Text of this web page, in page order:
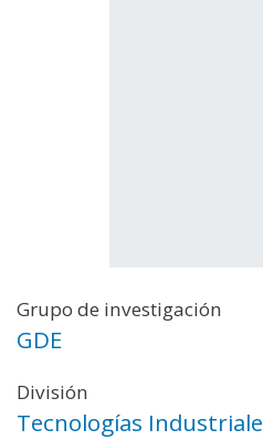
Grupo de investigación
GDE
División
Tecnologías